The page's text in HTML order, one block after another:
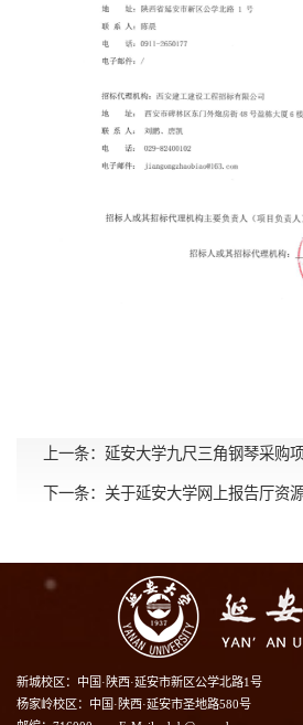
上一条： 延安大学九尺三角钢琴采购
下一条：
新城校区：中国·陕西·延安市新区公学北路1号
杨家岭校区：中国·陕西·延安市圣地路580号